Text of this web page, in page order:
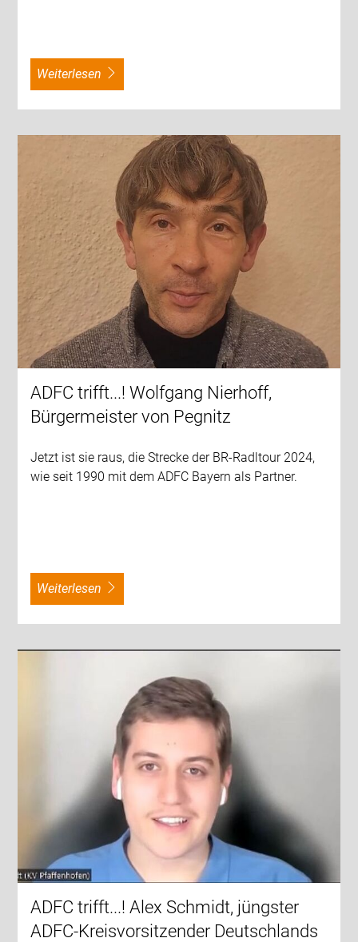
weiterlesen
ADFC trifft...! Wolfgang Nierhoff,
Bürgermeister von Pegnitz
Jetzt ist sie raus, die Strecke der BR-Radltour 2024,
wie seit 1990 mit dem ADFC Bayern als Partner.
weiterlesen
ADFC trifft...! Alex Schmidt, jüngster
ADFC-Kreisvorsitzender Deutschlands